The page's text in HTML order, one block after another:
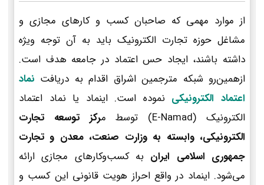
از موارد مهمی که صاحبان کسب و کارهای مجازی و
مشاغل حوزه تجارت الکترونیک باید به آن توجه ویژه
داشته باشند، ایجاد حس اعتماد در جامعه هدف است.
ازهمین‌رو شبکه مترجمین اشراق اقدام به دریافت نماد
اعتماد الکترونیکی نموده است. اینماد یا نماد اعتماد
الکترونیک (E-Namad) توسط م
رکز توسعه تجارت
الکترونیکی، وابسته به وزارت صنعت، معدن و تجارت
جمهوری اسلامی ایران به کسب‌وکارهای مجازی ارائه
می‌شود. اینماد در واقع احراز هویت قانونی این کسب و